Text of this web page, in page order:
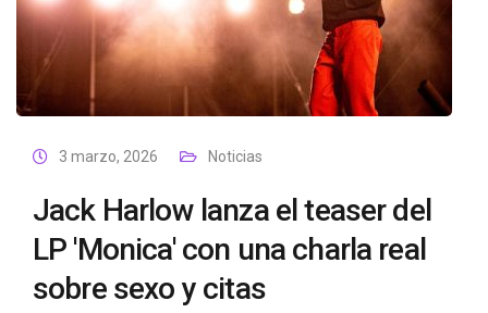
3 marzo, 2026 Noticias
Jack Harlow lanza el teaser del
LP 'Monica' con una charla real
sobre sexo y citas